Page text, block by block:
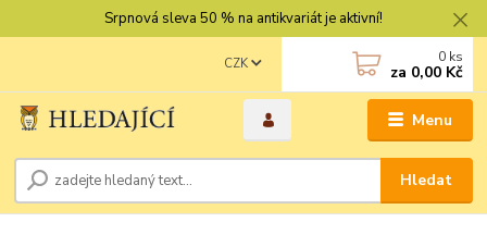
Srpnová sleva 50 % na antikvariát je aktivní!
Menu
CZK
Hledat
0 ks
za 0,00 Kč